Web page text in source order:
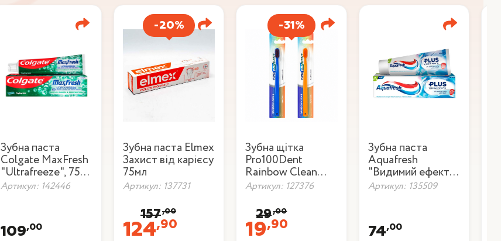
Зубна паста
Сolgate MaxFresh
"Ultrafreeze", 75
мл
Артикул: 142446
109,00
-20%
Зубна паста Elmex
Захист від карієсу
75мл
Артикул: 137731
124,90
157,00
-31%
Зубна щітка
Pro100Dent
Rainbow Clean
BO-13361
Артикул: 127376
19,90
29,00
Зубна паста
Aquafresh
"Видимий ефект",
75 мл
Артикул: 135509
74,00